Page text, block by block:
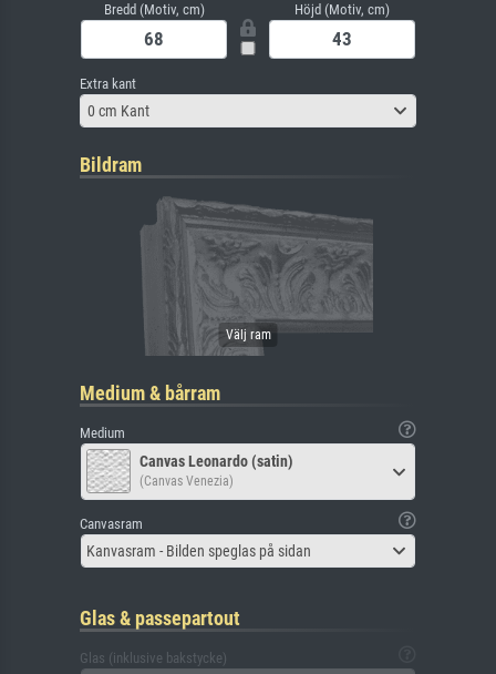
Bredd (Motiv, cm) Höjd (Motiv, cm)
Extra kant
0 cm Kant
Bildram
Medium & bårram
Medium
Canvas Leonardo (satin)
(Canvas Venezia)
Canvasram
Kanvasram - Bilden speglas på sidan
Glas & passepartout
Glas (inklusive bakstycke)